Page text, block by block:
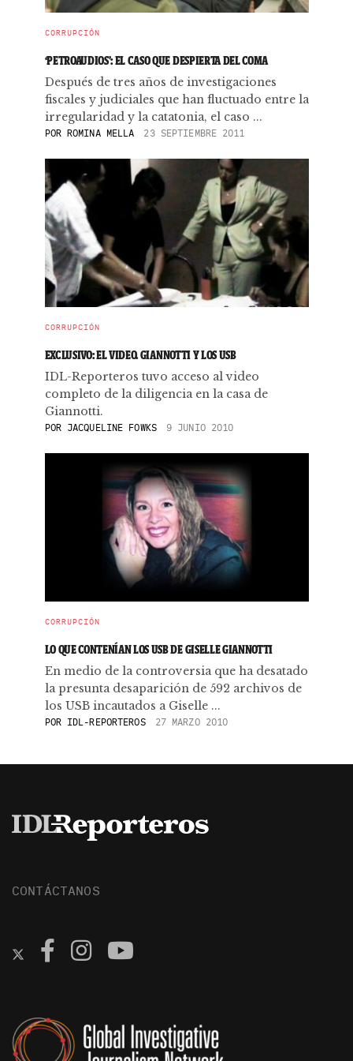
CORRUPCIÓN
‘PETROAUDIOS’: EL CASO QUE DESPIERTA DEL COMA
Después de tres años de investigaciones
fiscales y judiciales que han fluctuado entre la
irregularidad y la catatonia, el caso ...
POR ROMINA MELLA 23 SEPTIEMBRE 2011
CORRUPCIÓN
EXCLUSIVO: EL VIDEO. GIANNOTTI Y LOS USB
IDL-Reporteros tuvo acceso al video
completo de la diligencia en la casa de
Giannotti.
PORJACQUELINE FOWKS 9 JUNIO 2010
CORRUPCIÓN
LO QUE CONTENÍAN LOS USB DE GISELLE GIANNOTTI
En medio de la controversia que ha desatado
la presunta desaparición de 592 archivos de
los USB incautados a Giselle ...
POR IDL-REPORTEROS 27 MARZO 2010
CONTÁCTANOS